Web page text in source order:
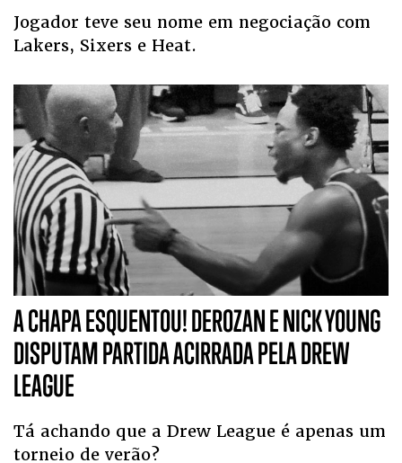
Jogador teve seu nome em negociação com
Lakers, Sixers e Heat.
A CHAPA ESQUENTOU! DEROZAN E NICK YOUNG
DISPUTAM PARTIDA ACIRRADA PELA DREW
LEAGUE
Tá achando que a Drew League é apenas um
torneio de verão?